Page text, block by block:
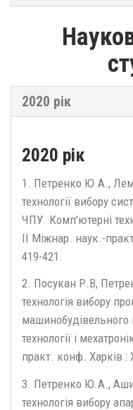
2020 рік
2020 рік
1. Петренко Ю.А.,
технології вибору
ЧПУ. Комп’ютерні
ІІ Міжнар. наук.-
419-421.
2. Посукан Р.В,
технологія вибору
машинобудівельного
технології і
практ. конф. Харків
3. Петренко Ю.А.,
технологія вибору